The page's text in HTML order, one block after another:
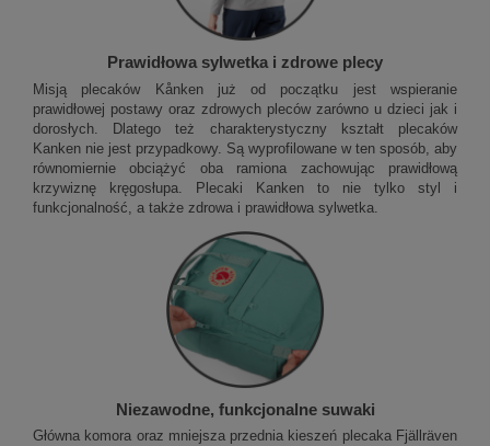
Prawidłowa sylwetka i zdrowe plecy
Misją plecaków Kånken już od początku jest wspieranie
prawidłowej postawy oraz zdrowych pleców zarówno u dzieci jak i
dorosłych. Dlatego też charakterystyczny kształt plecaków
Kanken nie jest przypadkowy. Są wyprofilowane w ten sposób, aby
równomiernie obciążyć oba ramiona zachowując prawidłową
krzywiznę kręgosłupa. Plecaki Kanken to nie tylko styl i
funkcjonalność, a także zdrowa i prawidłowa sylwetka.
Niezawodne, funkcjonalne suwaki
Główna komora oraz mniejsza przednia kieszeń plecaka Fjällräven